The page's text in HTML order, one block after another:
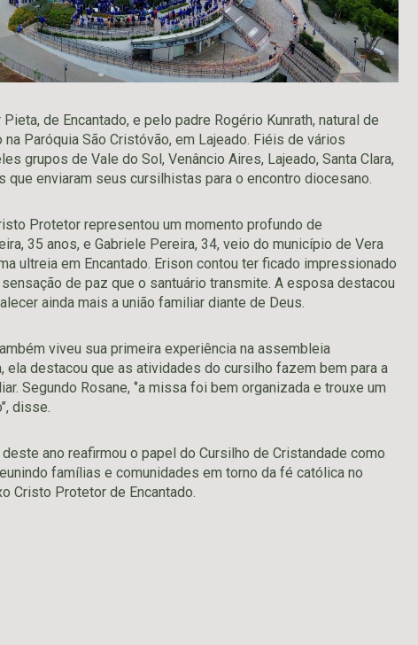
de Encantado, e pelo padre Rogério Kunrath, natural de
Paróquia São Cristóvão, em Lajeado. Fiéis de vários
grupos de Vale do Sol, Venâncio Aires, Lajeado, Santa Clara,
que enviaram seus cursilhistas para o encontro diocesano.
Protetor representou um momento profundo de
35 anos, e Gabriele Pereira, 34, veio do município de Vera
ultreia em Encantado. Erison contou ter ficado impressionado
de paz que o santuário transmite. A esposa destacou
ainda mais a união familiar diante de Deus.
viveu sua primeira experiência na assembleia
ela destacou que as atividades do cursilho fazem bem para a
Segundo Rosane, ‘’a missa foi bem organizada e trouxe um
disse.
ano reafirmou o papel do Cursilho de Cristandade como
famílias e comunidades em torno da fé católica no
Cristo Protetor de Encantado.